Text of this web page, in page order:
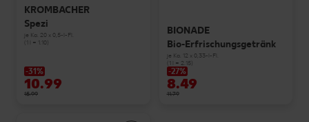
KROMBACHER
Spezi
je Ka. 20 x 0,5-l-Fl.
(1 l = 1.10)
-31%
10.99
15.99
BIONADE
Bio-Erfrischungsgetränk
je Ka. 12 x 0,33-l-Fl.
(1 l = 2.15)
-27%
8.49
11.79